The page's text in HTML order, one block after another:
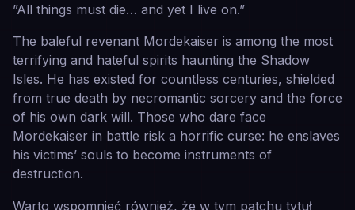
”All things must die… and yet I live on.”
The baleful revenant Mordekaiser is among the most
terrifying and hateful spirits haunting the Shadow
Isles. He has existed for countless centuries, shielded
from true death by necromantic sorcery and the force
of his own dark will. Those who dare face
Mordekaiser in battle risk a horrific curse: he enslaves
his victims’ souls to become instruments of
destruction.
Warto wspomnieć również, że w tym patchu tytuł